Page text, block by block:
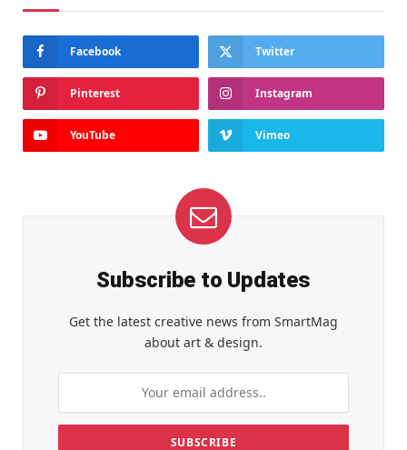
Facebook Twitter
Pinterest Instagram
YouTube Vimeo
Subscribe to Updates
Get the latest creative news from SmartMag
about art & design.